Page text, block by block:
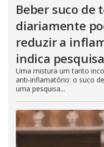
Beber suco de
diariamente
reduzir a
indica pesquisa
Uma mistura um tanto
anti-inflamatório: o suco
uma pesquisa...